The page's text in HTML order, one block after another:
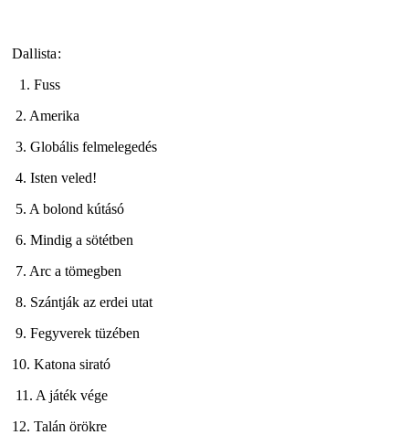
Dallista:
1. Fuss
2. Amerika
3. Globális felmelegedés
4. Isten veled!
5. A bolond kútásó
6. Mindig a sötétben
7. Arc a tömegben
8. Szántják az erdei utat
9. Fegyverek tüzében
10. Katona sirató
11. A játék vége
12. Talán örökre